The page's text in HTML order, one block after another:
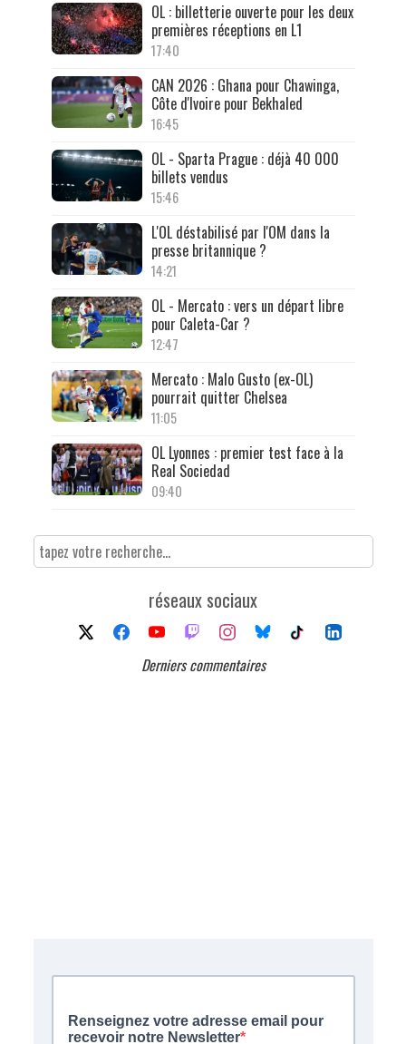
OL : billetterie ouverte pour les deux
premières réceptions en L1
17:40
CAN 2026 : Ghana pour Chawinga,
Côte d'Ivoire pour Bekhaled
16:45
OL - Sparta Prague : déjà 40 000
billets vendus
15:46
L'OL déstabilisé par l'OM dans la
presse britannique ?
14:21
OL - Mercato : vers un départ libre
pour Caleta-Car ?
12:47
Mercato : Malo Gusto (ex-OL)
pourrait quitter Chelsea
11:05
OL Lyonnes : premier test face à la
Real Sociedad
09:40
réseaux sociaux
Derniers commentaires